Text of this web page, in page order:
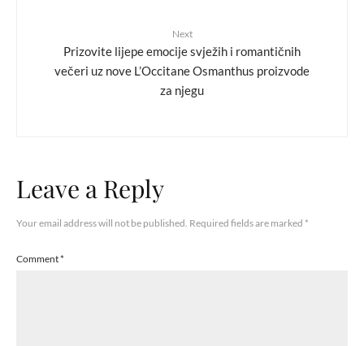
Next
Prizovite lijepe emocije svježih i romantičnih
večeri uz nove L’Occitane Osmanthus proizvode
za njegu
Leave a Reply
Your email address will not be published. Required fields are marked *
Comment*